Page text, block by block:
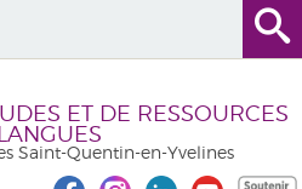
ET DE RESSOURCES
Saint-Quentin-en-Yvelines